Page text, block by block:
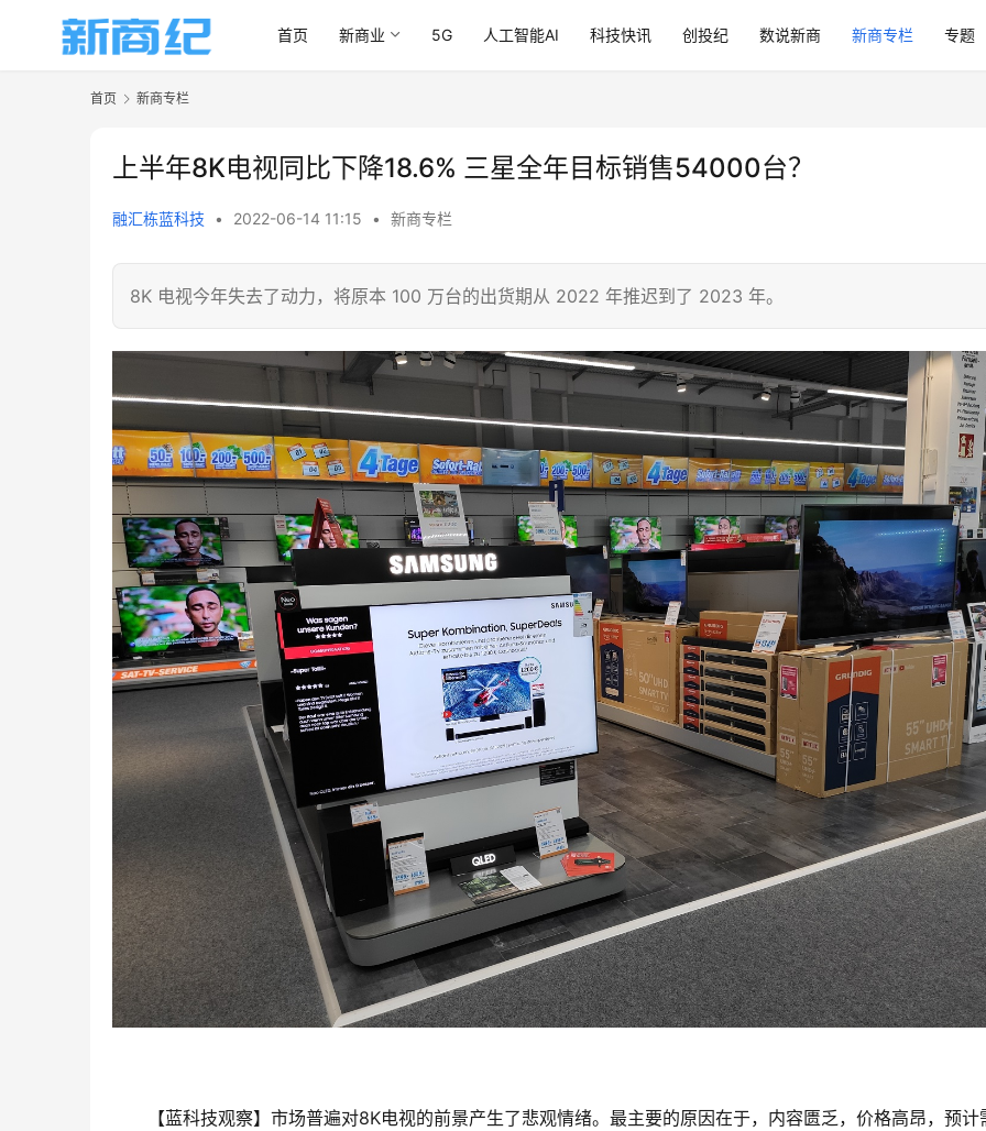
首页 新商业 5G 人工智能AI 科技快讯 创投纪 数说新商 新商专栏 专题
首页 新商专栏
上半年8K电视同比下降18.6% 三星全年目标销售54000台？
融汇栋蓝科技 • 2022-06-14 11:15 • 新商专栏
8K 电视今年失去了动力，将原本 100 万台的出货期从 2022 年推迟到了 2023 年。
【蓝科技观察】市场普遍对8K电视的前景产生了悲观情绪。最主要的原因在于， 内容匮乏，价格高昂，预计